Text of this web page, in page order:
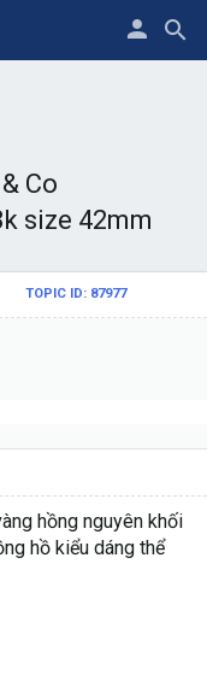
Co
size 42mm
TOPIC ID: 87977
hồng nguyên khối
hồ kiểu dáng thể